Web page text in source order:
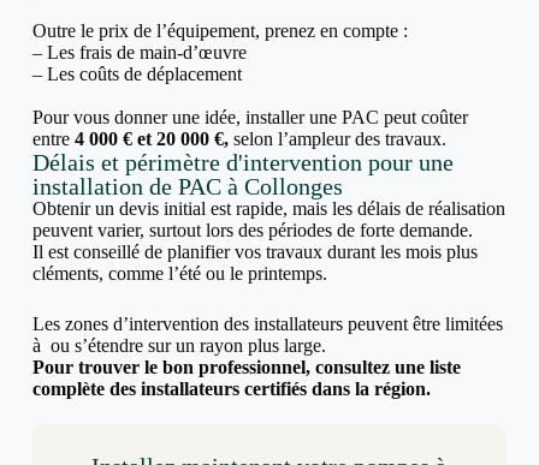
Outre le prix de l’équipement, prenez en compte :
– Les frais de main-d’œuvre
– Les coûts de déplacement
Pour vous donner une idée, installer une PAC peut coûter
entre 4 000 € et 20 000 €,selon l’ampleur des travaux.
Délais et périmètre d'intervention pour une
installation de PAC à Collonges
Obtenir un devis initial est rapide, mais les délais de réalisation
peuvent varier, surtout lors des périodes de forte demande.
Il est conseillé de planifier vos travaux durant les mois plus
cléments, comme l’été ou le printemps.
Les zones d’intervention des installateurs peuvent être limitées
à ou s’étendre sur un rayon plus large.
Pour trouver le bon professionnel, consultez une liste
complète des installateurs certifiés dans la région.